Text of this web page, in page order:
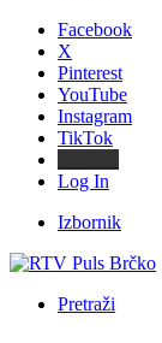
Facebook
X
Pinterest
YouTube
Instagram
TikTok
Log In
Izbornik
Pretraži